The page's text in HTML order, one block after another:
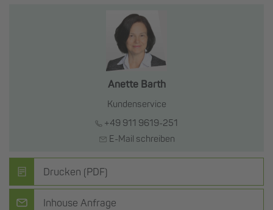
Anette Barth
Kundenservice
+49 911 9619-251
E-Mail schreiben
Drucken (PDF)
Inhouse Anfrage